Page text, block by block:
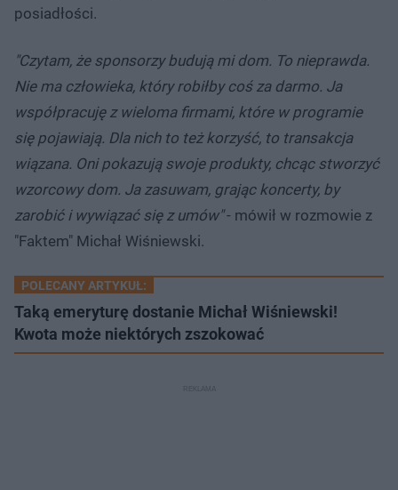
posiadłości.
"Czytam, że sponsorzy budują mi dom. To nieprawda.
Nie ma człowieka, który robiłby coś za darmo. Ja
współpracuję z wieloma firmami, które w programie
się pojawiają. Dla nich to też korzyść, to transakcja
wiązana. Oni pokazują swoje produkty, chcąc stworzyć
wzorcowy dom. Ja zasuwam, grając koncerty, by
zarobić i wywiązać się z umów"- mówił w rozmowie z
"Faktem" Michał Wiśniewski.
POLECANY ARTYKUŁ:
Taką emeryturę dostanie Michał Wiśniewski!
Kwota może niektórych zszokować